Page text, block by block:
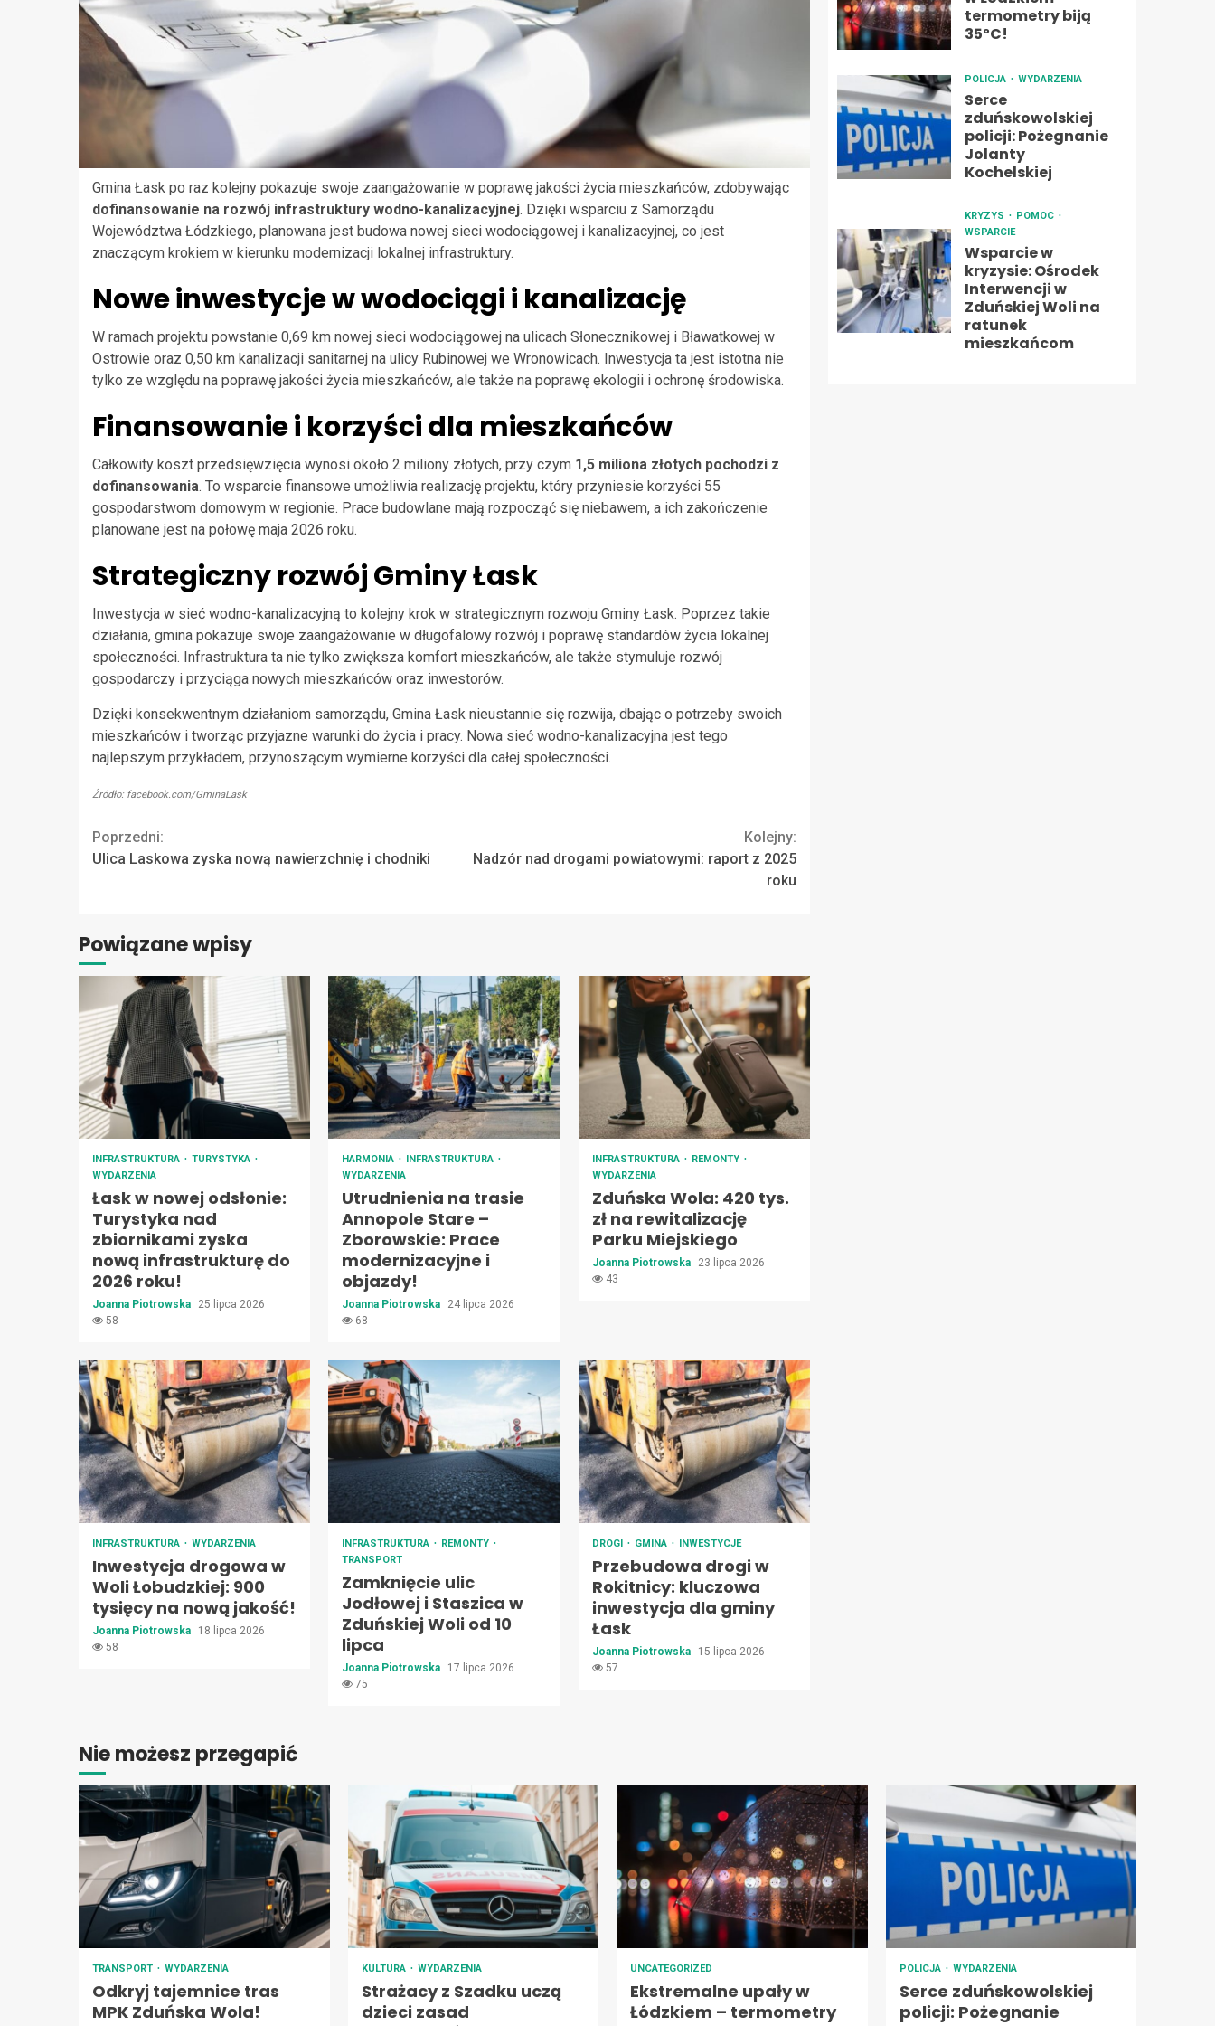
Gmina Łask po raz kolejny pokazuje swoje zaangażowanie w poprawę jakości życia mieszkańców, zdobywając
dofinansowanie na rozwój infrastruktury wodno-kanalizacyjnej. Dzięki wsparciu z Samorządu
Województwa Łódzkiego, planowana jest budowa nowej sieci wodociągowej i kanalizacyjnej, co jest
znaczącym krokiem w kierunku modernizacji lokalnej infrastruktury.
Nowe inwestycje w wodociągi i kanalizację
W ramach projektu powstanie 0,69 km nowej sieci wodociągowej na ulicach Słonecznikowej i Bławatkowej w
Ostrowie oraz 0,50 km kanalizacji sanitarnej na ulicy Rubinowej we Wronowicach. Inwestycja ta jest istotna nie
tylko ze względu na poprawę jakości życia mieszkańców, ale także na poprawę ekologii i ochronę środowiska.
Finansowanie i korzyści dla mieszkańców
Całkowity koszt przedsięwzięcia wynosi około 2 miliony złotych, przy czym 1,5 miliona złotych pochodzi z
dofinansowania. To wsparcie finansowe umożliwia realizację projektu, który przyniesie korzyści 55
gospodarstwom domowym w regionie. Prace budowlane mają rozpocząć się niebawem, a ich zakończenie
planowane jest na połowę maja 2026 roku.
Strategiczny rozwój Gminy Łask
Inwestycja w sieć wodno-kanalizacyjną to kolejny krok w strategicznym rozwoju Gminy Łask. Poprzez takie
działania, gmina pokazuje swoje zaangażowanie w długofalowy rozwój i poprawę standardów życia lokalnej
społeczności. Infrastruktura ta nie tylko zwiększa komfort mieszkańców, ale także stymuluje rozwój
gospodarczy i przyciąga nowych mieszkańców oraz inwestorów.
Dzięki konsekwentnym działaniom samorządu, Gmina Łask nieustannie się rozwija, dbając o potrzeby swoich
mieszkańców i tworząc przyjazne warunki do życia i pracy. Nowa sieć wodno-kanalizacyjna jest tego
najlepszym przykładem, przynoszącym wymierne korzyści dla całej społeczności.
Źródło: facebook.com/GminaLask
Continue
Reading
Poprzedni:
Ulica Laskowa zyska nową nawierzchnię i chodniki
Kolejny:
Nadzór nad drogami powiatowymi: raport z 2025
roku
Powiązane wpisy
INFRASTRUKTURA
TURYSTYKA
WYDARZENIA
Łask w nowej odsłonie:
Turystyka nad
zbiornikami zyska
nową infrastrukturę do
2026 roku!
Joanna Piotrowska
25 lipca 2026
58
HARMONIA
INFRASTRUKTURA
WYDARZENIA
Utrudnienia na trasie
Annopole Stare –
Zborowskie: Prace
modernizacyjne i
objazdy!
Joanna Piotrowska
24 lipca 2026
68
INFRASTRUKTURA
REMONTY
WYDARZENIA
Zduńska Wola: 420 tys.
zł na rewitalizację
Parku Miejskiego
Joanna Piotrowska
23 lipca 2026
43
INFRASTRUKTURA WYDARZENIA
Inwestycja drogowa w
Woli Łobudzkiej: 900
tysięcy na nową jakość!
Joanna Piotrowska
18 lipca 2026
58
INFRASTRUKTURA
REMONTY
TRANSPORT
Zamknięcie ulic
Jodłowej i Staszica w
Zduńskiej Woli od 10
lipca
Joanna Piotrowska
17 lipca 2026
75
DROGI GMINA INWESTYCJE
Przebudowa drogi w
Rokitnicy: kluczowa
inwestycja dla gminy
Łask
Joanna Piotrowska
15 lipca 2026
57
termometry biją
35ºC!
POLICJA WYDARZENIA
Serce
zduńskowolskiej
policji: Pożegnanie
Jolanty
Kochelskiej
KRYZYS
POMOC
WSPARCIE
Wsparcie w
kryzysie: Ośrodek
Interwencji w
Zduńskiej Woli na
ratunek
mieszkańcom
Nie możesz przegapić
TRANSPORT WYDARZENIA
Odkryj tajemnice tras
MPK Zduńska Wola!
KULTURA WYDARZENIA
Strażacy z Szadku uczą
dzieci zasad
UNCATEGORIZED
Ekstremalne upały w
Łódzkiem – termometry
POLICJA WYDARZENIA
Serce zduńskowolskiej
policji: Pożegnanie